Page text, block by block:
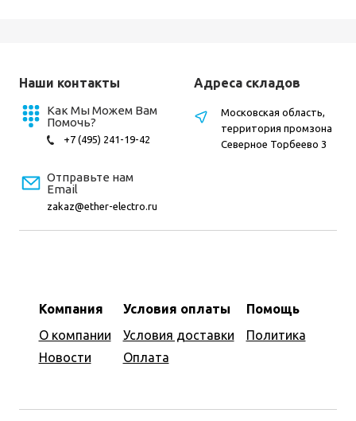
Наши контакты
Как Мы Можем Вам
Помочь?
+7 (495) 241-19-42
Отправьте нам
Email
zakaz@ether-electro.ru
Компания
О компании
Новости
Условия оплаты
Условия доставки
Оплата
Помощь
Политика
Адреса складов
Московская область,
территория промзона
Северное Торбеево 3